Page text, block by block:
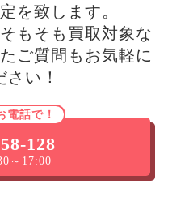
を致します。
もそも買取対象な
ご質問もお気軽に
い！
電話で！
128
～17:00